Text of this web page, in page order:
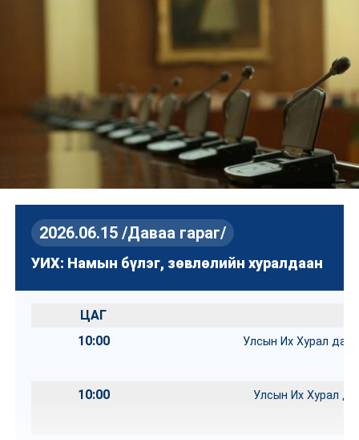
2026.06.15 /Даваа гараг/
УИХ: Намын бүлэг, зөвлөлийн хуралдаан
ЦАГ
10:00
Улсын Их Хурал
10:00 Улсын Их Хурал